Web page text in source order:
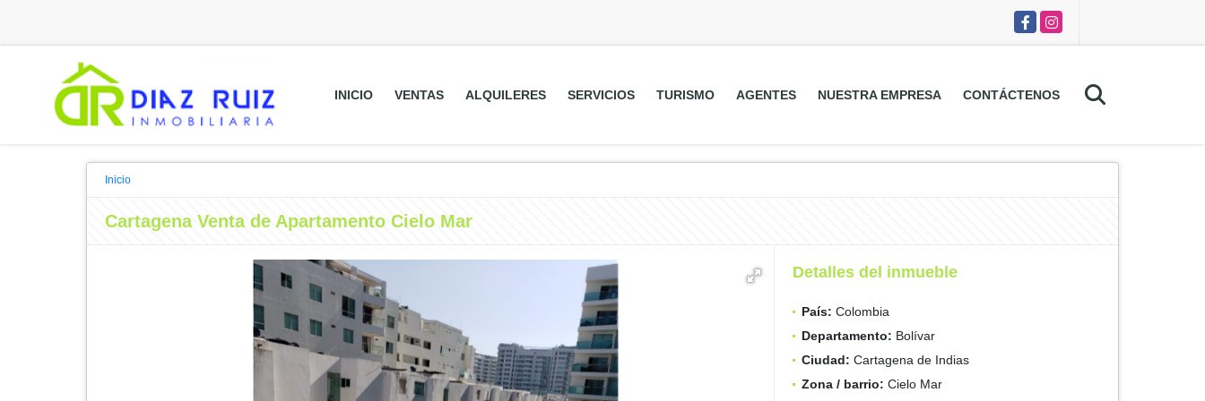
FacebookInstagram
INICIO VENTAS ALQUILERES SERVICIOS TURISMO AGENTES NUESTRA EMPRESA CONTÁCTENOS
Inicio
Cartagena Venta de Apartamento Cielo Mar
Detalles del inmueble
País: Colombia
Departamento: Bolívar
Ciudad: Cartagena de Indias
Zona / barrio: Cielo Mar